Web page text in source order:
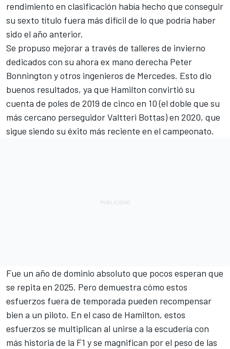
rendimiento en clasificación había hecho que conseguir
su sexto título fuera más difícil de lo que podría haber
sido el año anterior.
Se propuso mejorar a través de talleres de invierno
dedicados con su ahora ex mano derecha Peter
Bonnington y otros ingenieros de Mercedes. Esto dio
buenos resultados, ya que Hamilton convirtió su
cuenta de poles de 2019 de cinco en 10 (el doble que su
más cercano perseguidorValtteri Bottas) en 2020, que
sigue siendo su éxito más reciente en el campeonato.
Fue un año de dominio absoluto que pocos esperan que
se repita en 2025. Pero demuestra cómo estos
esfuerzos fuera de temporada pueden recompensar
bien a un piloto. En el caso de Hamilton, estos
esfuerzos se multiplican al unirse a la escudería con
más historia de la F1 y se magnifican por el peso de las